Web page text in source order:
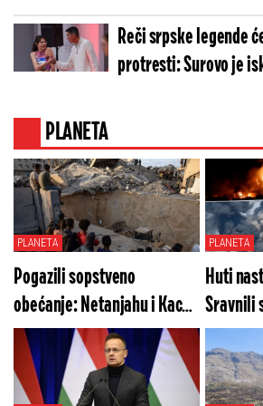
Reči srpske legende
protresti: Surovo je
PLANETA
PLANETA
Pogazili sopstveno
obećanje: Netanjahu i Kac
tajno odobrili plan za Gazu
PLANETA
Huti
Sravnili
(VIDEO)